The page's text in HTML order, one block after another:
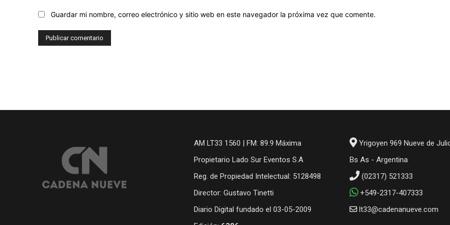
Guardar mi nombre, correo electrónico y sitio web en este navegador la próxima vez que comente.
AM LT33 1560 | FM: 89.9 Máxima
Propietario Lado Sur Eventos S.A
Reg. de Propiedad Intelectual: 5128498
Director: Gustavo Tinetti
Diario Digital fundado el 03-05-2009
Yrigoyen 969 Nueve de
Bs As - Argentina
(02317) 521333
+549-2317-407333
lt33@cadenanueve.com